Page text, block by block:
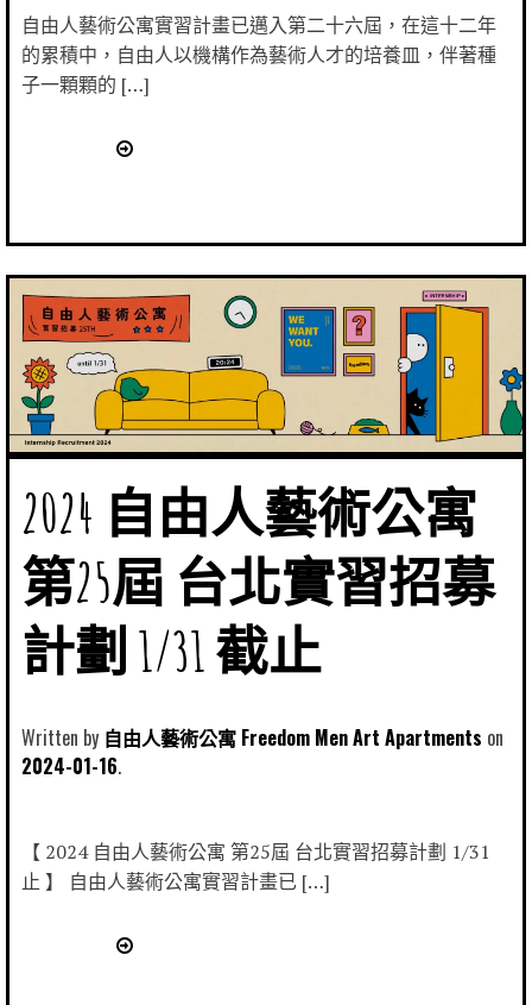
自由人藝術公寓實習計畫已邁入第二十六屆，在這十二年
的累積中，自由人以機構作為藝術人才的培養皿，伴著種
子一顆顆的 […]
2024 自由人藝術公寓
第25屆 台北實習招募
計劃 1/31 截止
Written by 自由人藝術公寓 Freedom Men Art Apartments
2024-01-16
【 2024 自由人藝術公寓 第25屆 台北實習招募計劃 1/31
止 】 自由人藝術公寓實習計畫已 […]